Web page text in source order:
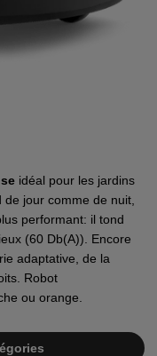
idéal pour les jardins
de jour comme de nuit,
performant: il tond
(60 Db(A)). Encore
adaptative, de la
Robot
ou orange.